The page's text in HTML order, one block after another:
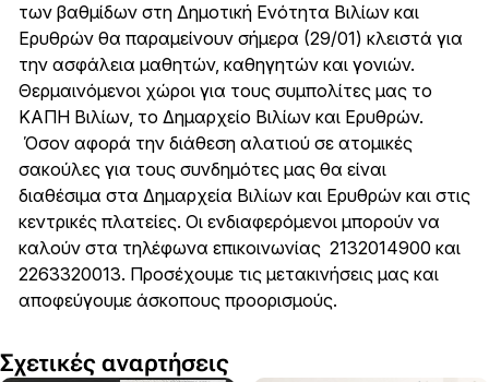
των βαθμίδων στη Δημοτική Ενότητα Βιλίων και
Ερυθρών θα παραμείνουν σήμερα (29/01) κλειστά για
την ασφάλεια μαθητών, καθηγητών και γονιών.
Θερμαινόμενοι χώροι για τους συμπολίτες μας το
ΚΑΠΗ Βιλίων, το Δημαρχείο Βιλίων και Ερυθρών.
Όσον αφορά την διάθεση αλατιού σε ατομικές
σακούλες για τους συνδημότες μας θα είναι
διαθέσιμα στα Δημαρχεία Βιλίων και Ερυθρών και στις
κεντρικές πλατείες. Οι ενδιαφερόμενοι μπορούν να
καλούν στα τηλέφωνα επικοινωνίας 2132014900 και
2263320013. Προσέχουμε τις μετακινήσεις μας και
αποφεύγουμε άσκοπους προορισμούς.
Σχετικές αναρτήσεις